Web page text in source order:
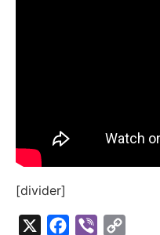
[divider]
Facebook
Viber